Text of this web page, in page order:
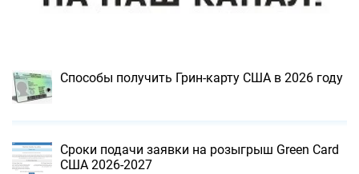
Способы получить Грин-карту США в 2026 году
Сроки подачи заявки на розыгрыш Green Card
США 2026-2027